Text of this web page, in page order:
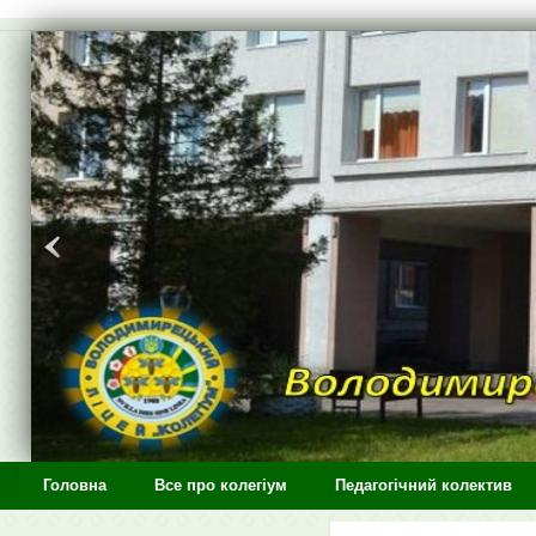
>
Головна Все про колегіум Педагогічний колектив